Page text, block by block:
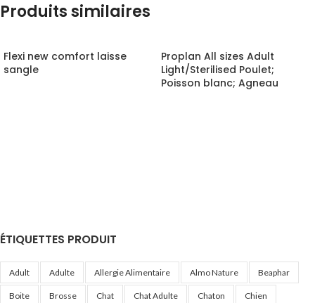
Produits similaires
Flexi new comfort laisse
sangle
Proplan All sizes Adult
Light/Sterilised Poulet;
Poisson blanc; Agneau
ÉTIQUETTES PRODUIT
Adult Adulte Allergie Alimentaire Almo Nature Beaphar
Boite Brosse Chat Chat Adulte Chaton Chien